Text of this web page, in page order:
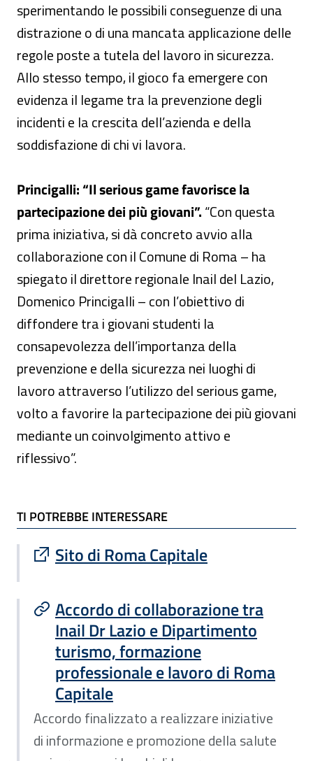
sperimentando le possibili conseguenze di una
distrazione o di una mancata applicazione delle
regole poste a tutela del lavoro in sicurezza.
Allo stesso tempo, il gioco fa emergere con
evidenza il legame tra la prevenzione degli
incidenti e la crescita dell’azienda e della
soddisfazione di chi vi lavora.
Princigalli: “Il serious game favorisce la
partecipazione dei più giovani”.“Con questa
prima iniziativa, si dà concreto avvio alla
collaborazione con il Comune di Roma – ha
spiegato il direttore regionale Inail del Lazio,
Domenico Princigalli – con l’obiettivo di
diffondere tra i giovani studenti la
consapevolezza dell’importanza della
prevenzione e della sicurezza nei luoghi di
lavoro attraverso l’utilizzo del serious game,
volto a favorire la partecipazione dei più giovani
mediante un coinvolgimento attivo e
riflessivo”.
TI POTREBBE INTERESSARE
TI POTREBBE INTERESSARE
Sito di Roma Capitale
Sito esterno : apre una nuova finestra
Accordo di collaborazione tra
Inail Dr Lazio e Dipartimento
turismo, formazione
professionale e lavoro di Roma
Capitale
Accordo finalizzato a realizzare iniziative
di informazione e promozione della salute